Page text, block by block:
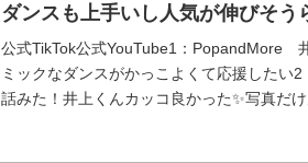
ダンスも上手いし人気が伸びそう
公式TikTok公式YouTube1：PopandMore
ミックなダンスがかっこよくて応援した
話みた！井上くんカッコ良かった✨写真だ